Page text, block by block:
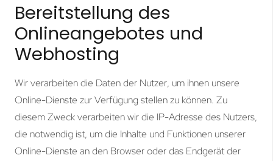
Bereitstellung des
Onlineangebotes und
Webhosting
Wir verarbeiten die Daten der Nutzer, um ihnen unsere
Online-Dienste zur Verfügung stellen zu können. Zu
diesem Zweck verarbeiten wir die IP-Adresse des Nutzers,
die notwendig ist, um die Inhalte und Funktionen unserer
Online-Dienste an den Browser oder das Endgerät der